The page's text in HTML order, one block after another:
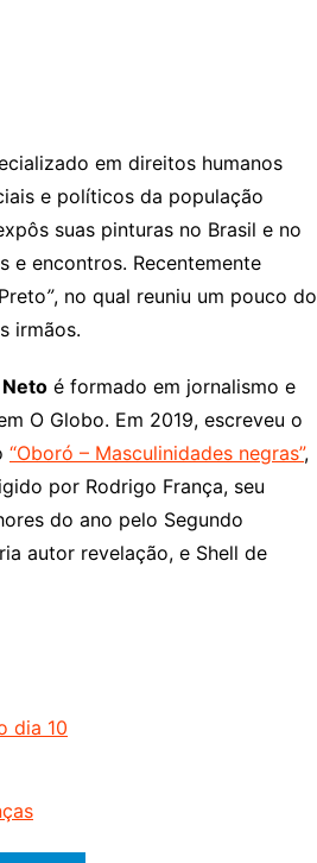
em direitos humanos
e políticos da população
suas pinturas no Brasil e no
e encontros. Recentemente
”, no qual reuniu um pouco do
irmãos.
é formado em jornalismo e
O Globo. Em 2019, escreveu o
“Oboró – Masculinida­des negras”,
por Rodrigo França, seu
do ano pelo Segundo
autor revelação, e Shell de
dia 10